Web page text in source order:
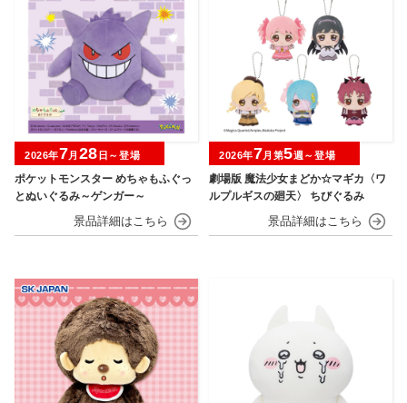
ポケットモンスター めちゃもふぐっ
とぬいぐるみ～ゲンガー～
2026年7月 28 日～登場
劇場版 魔法少女まどか☆マギカ〈ワ
ルプルギスの廻天〉 ちびぐるみ
2026年7月第5週～登場